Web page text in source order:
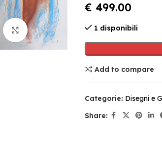
Click to enlarge
€ 499.00
1 disponibili
Add to compare
Categorie: Disegni e
Share: